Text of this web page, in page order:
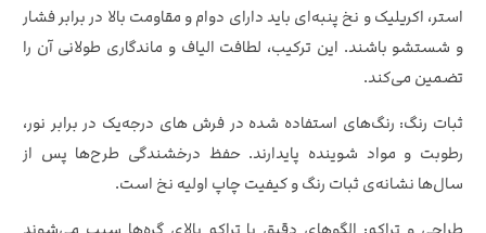
استر، اکریلیک و نخ پنبه‌ای باید دارای دوام و مقاومت بالا در برابر فشار
و شستشو باشند. این ترکیب، لطافت الیاف و ماندگاری طولانی آن را
تضمین می‌کند.
ثبات رنگ: رنگ‌های استفاده‌ شده در فرش‌ های درجه‌یک در برابر نور،
رطوبت و مواد شوینده پایدارند. حفظ درخشندگی طرح‌ها پس از
سال‌ها نشانه‌ی ثبات رنگ و کیفیت چاپ اولیه نخ است.